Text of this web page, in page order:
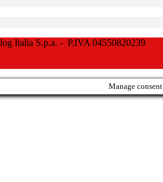
Italia S.p.a. - P.IVA 04550820239
Manage consent